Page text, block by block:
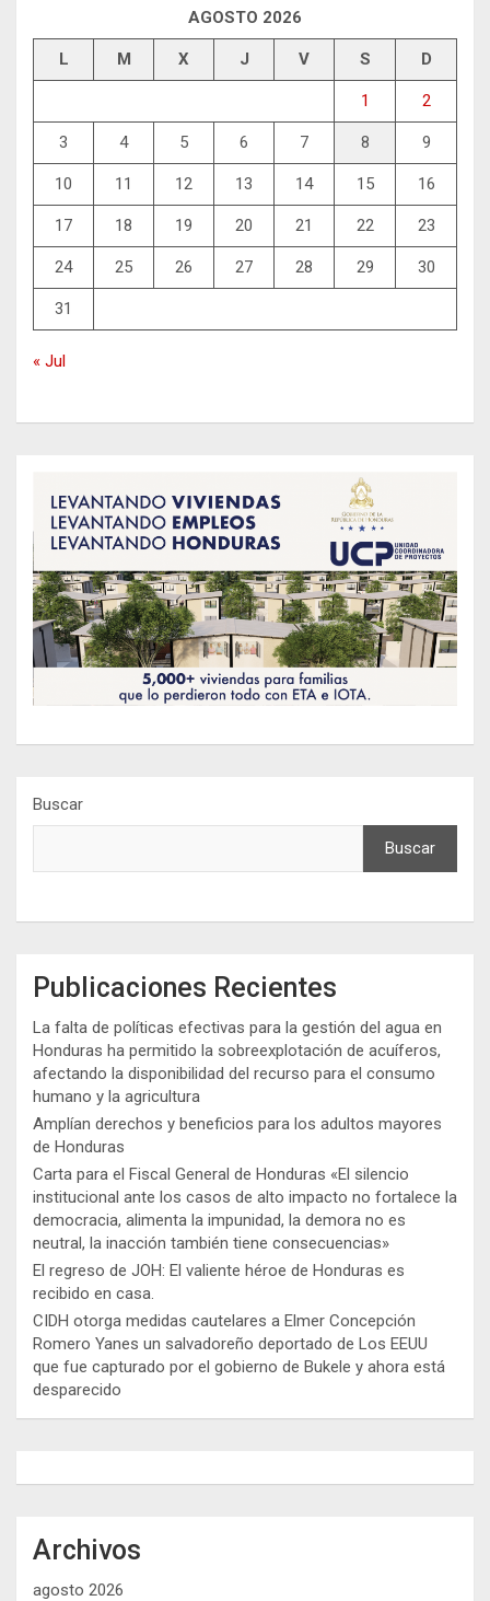
AGOSTO 2026
L M X J V S D
1 2
3 4 5 6 7 8 9
10 11 12 13 14 15 16
17 18 19 20 21 22 23
24 25 26 27 28 29 30
31
« Jul
Buscar
Buscar
Publicaciones Recientes
La falta de políticas efectivas para la gestión del agua en
Honduras ha permitido la sobreexplotación de acuíferos,
afectando la disponibilidad del recurso para el consumo
humano y la agricultura
Amplían derechos y beneficios para los adultos mayores
de Honduras
Carta para el Fiscal General de Honduras «El silencio
institucional ante los casos de alto impacto no fortalece la
democracia, alimenta la impunidad, la demora no es
neutral, la inacción también tiene consecuencias»
El regreso de JOH: El valiente héroe de Honduras es
recibido en casa.
CIDH otorga medidas cautelares a Elmer Concepción
Romero Yanes un salvadoreño deportado de Los EEUU
que fue capturado por el gobierno de Bukele y ahora está
desparecido
Archivos
agosto 2026